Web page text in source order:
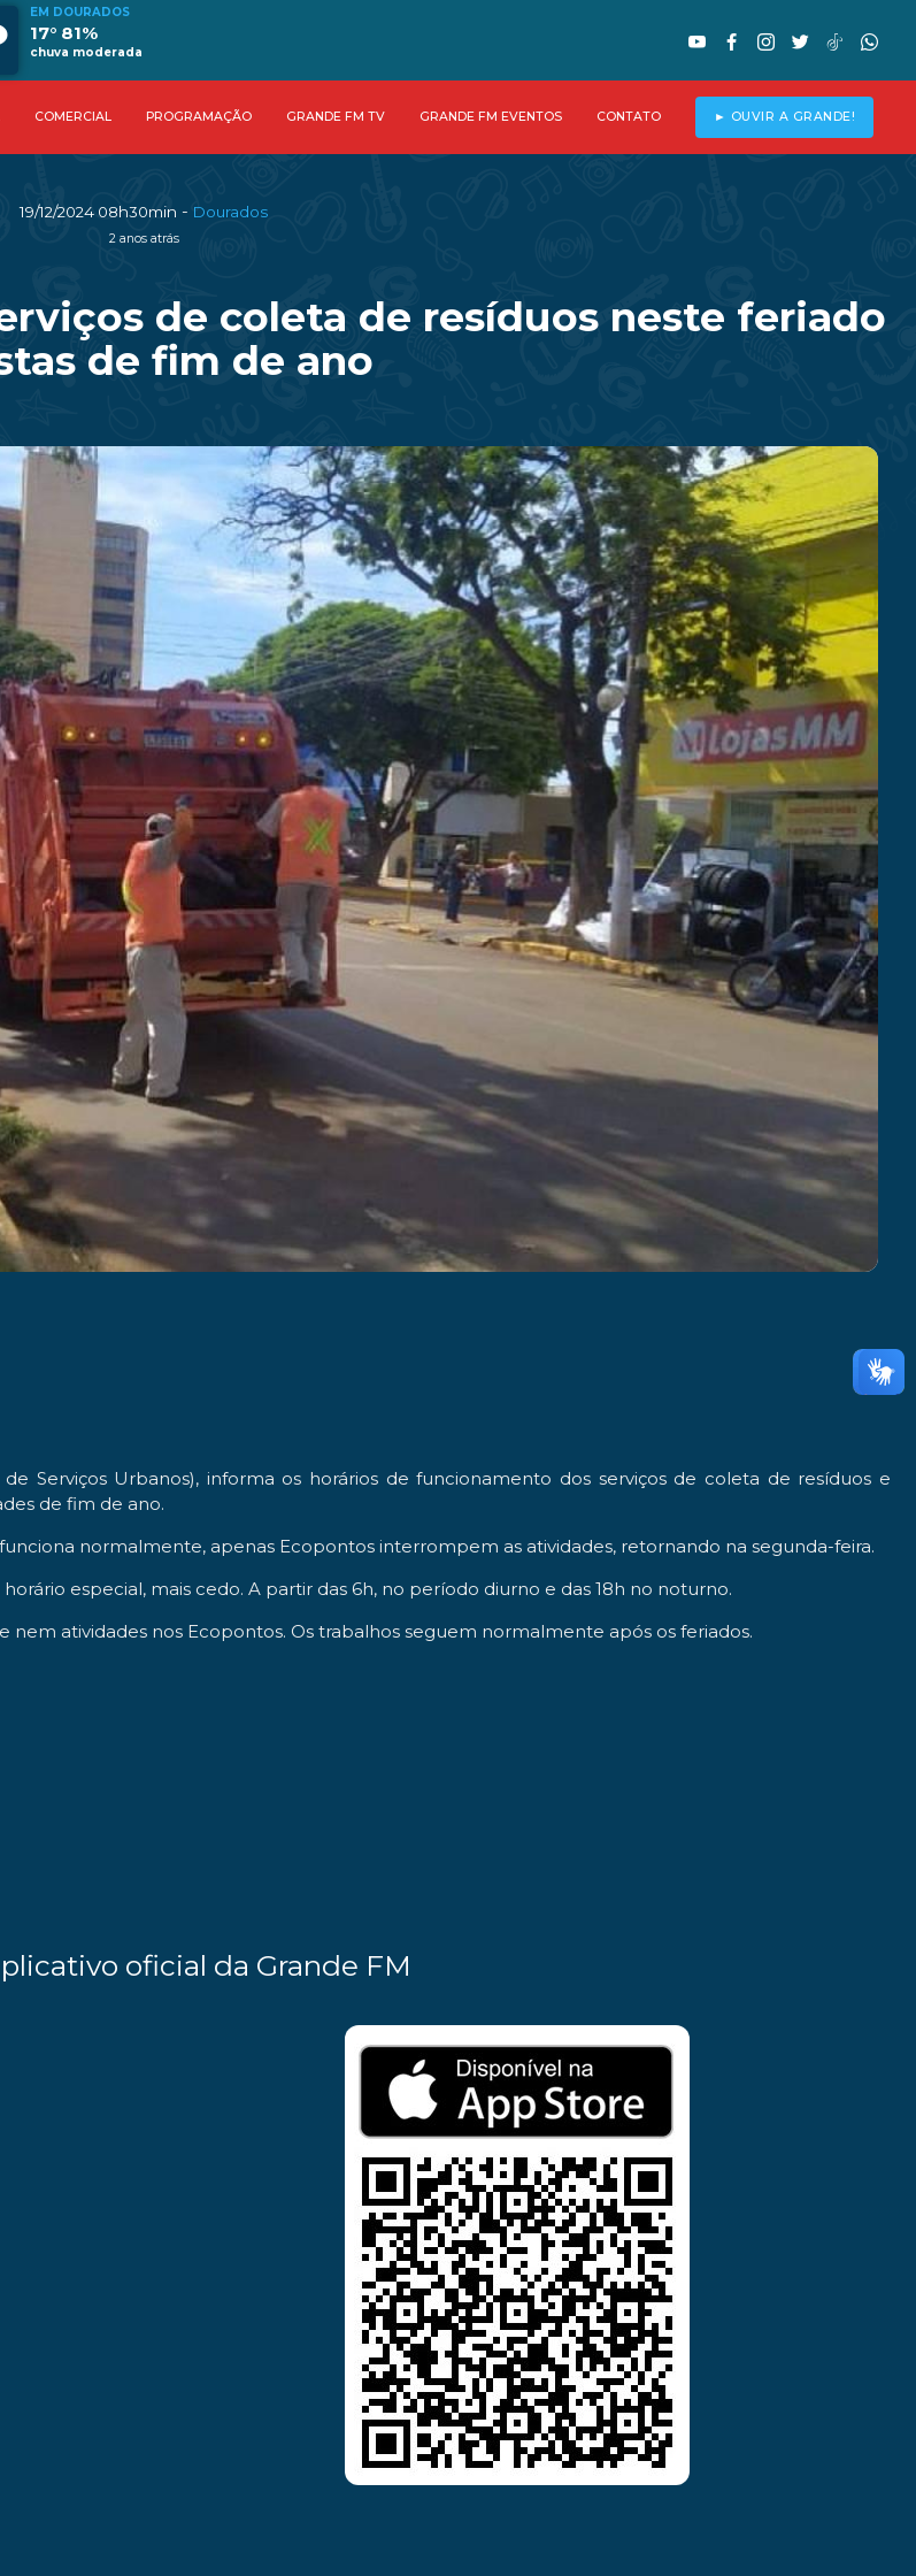
EM DOURADOS
17° 81%
chuva moderada
COMERCIAL PROGRAMAÇÃO GRANDE FM TV GRANDE FM EVENTOS CONTATO ► OUVIR A GRANDE!
19/12/2024 08h30min - Dourados
2 anos atrás
de coleta de resíduos neste feriado
de fim de ano
Serviços Urbanos), informa os horários de funcionamento dos serviços de coleta de resíduos e
de fim de ano.
normalmente, apenas Ecopontos interrompem as atividades, retornando na segunda-feira.
especial, mais cedo. A partir das 6h, no período diurno e das 18h no noturno.
nem atividades nos Ecopontos. Os trabalhos seguem normalmente após os feriados.
oficial da Grande FM